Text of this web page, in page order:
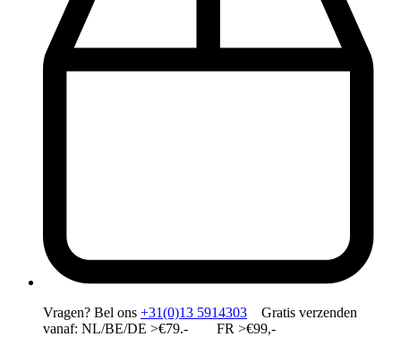
Vragen? Bel ons +31(0)13 5914303 Gratis verzenden
vanaf: NL/BE/DE >€79.- FR >€99,-